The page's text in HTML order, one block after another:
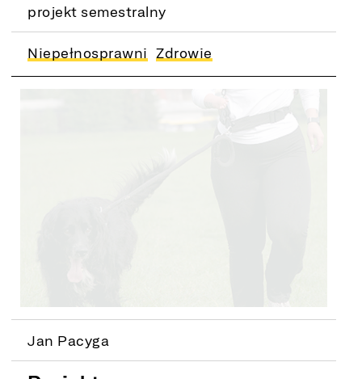
projekt semestralny
Niepełnosprawni Zdrowie
Jan Pacyga